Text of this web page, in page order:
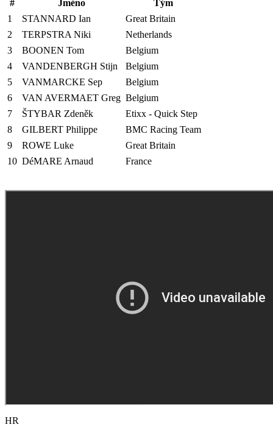
# Jméno
Tým
1
STANNARD Ian
Great Britain
2
TERPSTRA Niki
Netherlands
3
BOONEN Tom
Belgium
4
VANDENBERGH Stijn
Belgium
5
VANMARCKE Sep
Belgium
6
VAN AVERMAET Greg Belgium
7
ŠTYBAR Zdeněk
Etixx - Quick Step
8
GILBERT Philippe
BMC Racing Team
9
ROWE Luke
Great Britain
10 DéMARE Arnaud France
HR